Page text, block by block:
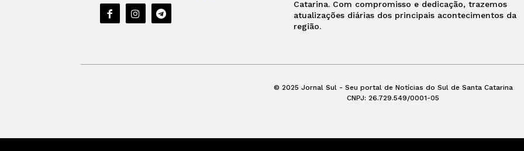
Catarina. Com compromisso e dedicação, trazemos
atualizações diárias dos principais acontecimentos da
região.
© 2025 Jornal Sul - Seu portal de Notícias do Sul de Santa Catarina
CNPJ: 26.729.549/0001-05